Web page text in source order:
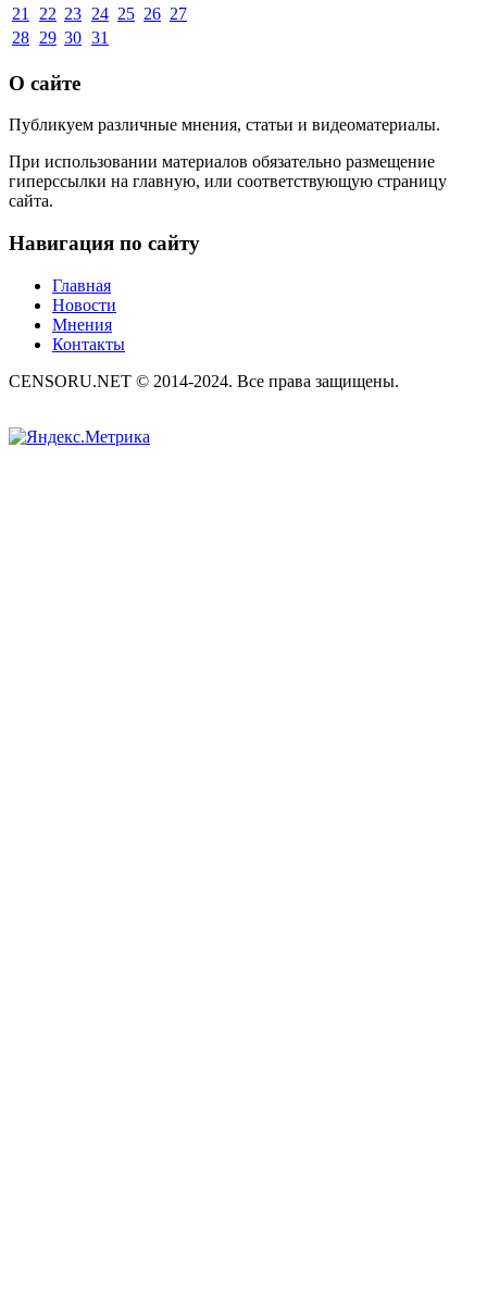
21
22 23 24 25 26 27
28 29 30 31
О сайте
Публикуем различные мнения, статьи и видеоматериалы.
При использовании материалов обязательно размещение
гиперссылки на главную, или соответствующую страницу
сайта.
Навигация по сайту
Главная
Новости
Мнения
Контакты
CENSORU.NET © 2014-2024. Все права защищены.